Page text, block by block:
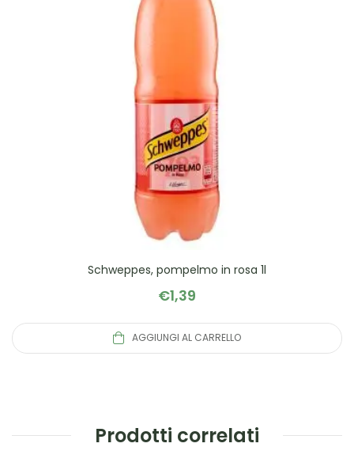
Schweppes, pompelmo in rosa 1l
€1,39
AGGIUNGI AL CARRELLO
Prodotti correlati